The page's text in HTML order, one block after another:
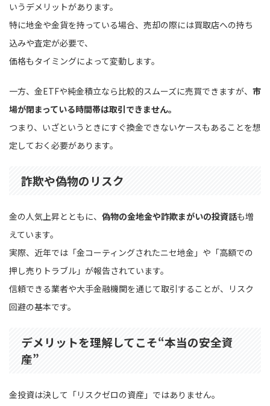
いうデメリットがあります。
特に地金や金貨を持っている場合、売却の際には買取店への持ち
込みや査定が必要で、
価格もタイミングによって変動します。
一方、金ETFや純金積立なら比較的スムーズに売買できますが、 市
場が閉まっている時間帯は取引できません。
つまり、いざというときにすぐ換金できないケースもあることを想
定しておく必要があります。
詐欺や偽物のリスク
金の人気上昇とともに、 偽物の金地金や詐欺まがいの投資話も増
えています。
実際、近年では「金コーティングされたニセ地金」や「高額での
押し売りトラブル」が報告されています。
信頼できる業者や大手金融機関を通じて取引することが、リスク
回避の基本です。
デメリットを理解してこそ“本当の安全資
産”
金投資は決して「リスクゼロの資産」ではありません。